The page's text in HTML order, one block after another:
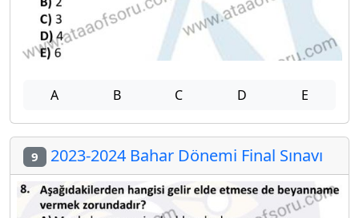
A B C D E
9 2023-2024 Bahar Dönemi Final Sınavı